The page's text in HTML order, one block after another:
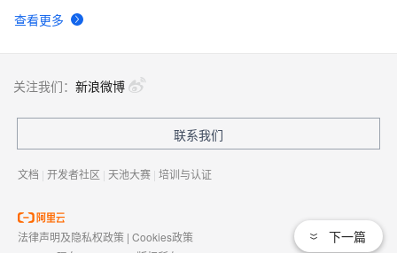
查看更多
下一篇
关注我们： 新浪微博
联系我们
文档 | 开发者社区 | 天池大赛 | 培训与认证
法律声明及隐私权政策 | Cookies政策